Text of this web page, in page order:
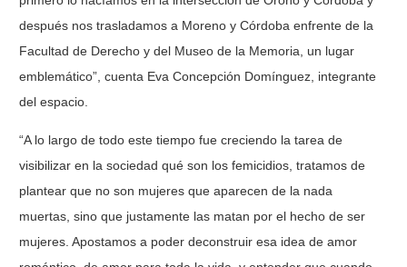
después nos trasladamos a Moreno y Córdoba enfrente de la
Facultad de Derecho y del Museo de la Memoria, un lugar
emblemático”, cuenta Eva Concepción Domínguez, integrante
del espacio.
“A lo largo de todo este tiempo fue creciendo la tarea de
visibilizar en la sociedad qué son los femicidios, tratamos de
plantear que no son mujeres que aparecen de la nada
muertas, sino que justamente las matan por el hecho de ser
mujeres. Apostamos a poder deconstruir esa idea de amor